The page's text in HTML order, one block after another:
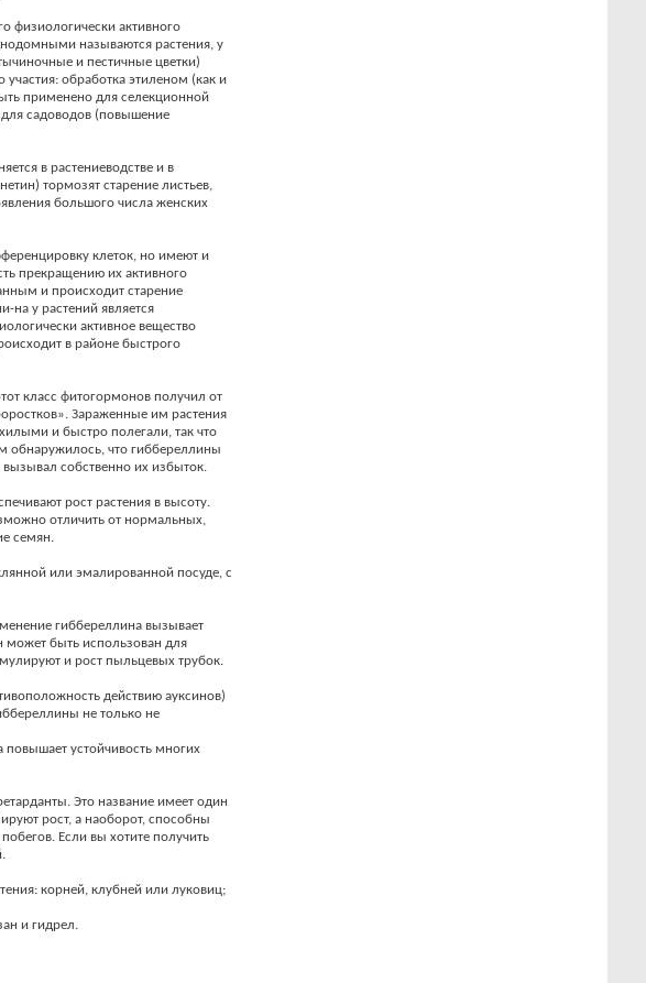
физиологически активного
называются растения, у
и пестичные цветки)
обработка этиленом (как и
применено для селекционной
садоводов (повышение
в растениеводстве и в
тормозят старение листьев,
большого числа женских
клеток, но имеют и
прекращению их активного
и происходит старение
на у растений является
активное вещество
в районе быстрого
класс фитогормонов получил от
Зараженные им растения
и быстро полегали, так что
обнаружилось, что гиббереллины
собственно их избыток.
рост растения в высоту.
отличить от нормальных,
семян.
или эмалированной посуде, с
гиббереллина вызывает
может быть использован для
и рост пыльцевых трубок.
действию ауксинов)
не только не
устойчивость многих
Это название имеет один
рост, а наоборот, способны
Если вы хотите получить
корней, клубней или луковиц;
и гидрел.